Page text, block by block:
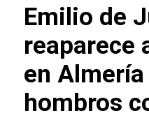
Emilio de
reaparece
en
hombros